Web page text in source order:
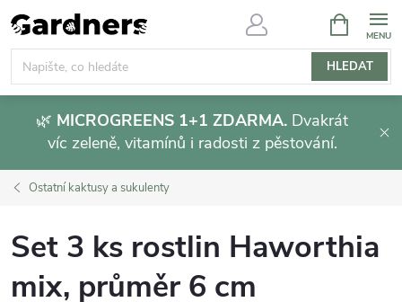
Přejít
na
obsah
HLEDAT
NÁKUPNÍ
KOŠÍK
🌿 MICROGREENS 1+1 ZDARMA. Dvakrát
víc zeleně, vitamínů i radosti z pěstování.
Ostatní kaktusy a sukulenty
Set 3 ks rostlin Haworthia
mix, průměr 6 cm